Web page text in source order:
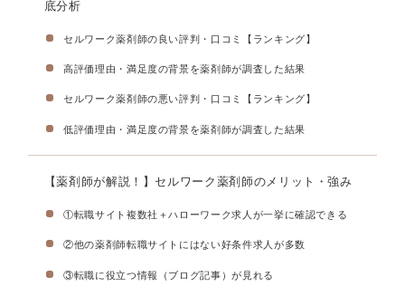
底分析
セルワーク薬剤師の良い評判・口コミ【ランキング】
高評価理由・満足度の背景を薬剤師が調査した結果
セルワーク薬剤師の悪い評判・口コミ【ランキング】
低評価理由・満足度の背景を薬剤師が調査した結果
【薬剤師が解説！】セルワーク薬剤師のメリット・強み
①転職サイト複数社＋ハローワーク求人が一挙に確認できる
②他の薬剤師転職サイトにはない好条件求人が多数
③転職に役立つ情報（ブログ記事）が見れる